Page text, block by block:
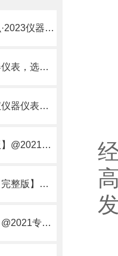
测土壤干湿度的仪器是什么·2023仪器仪表·云唐土壤干湿度检测仪器设备
买土壤腐蚀速度测定仪仪器仪表，选【云唐新款】土壤腐蚀速度测定仪
买数显植物水分状况测定仪仪器仪表，就来山东云唐精品货源
测土配方施肥仪@【完整版】@2021专业测土配方施肥仪器仪表
全自动食品安全检测仪@【完整版】@2021专业全自动食品检测仪器仪表
叶绿素检测仪@【完整版】@2021专业叶绿素检测仪器仪表